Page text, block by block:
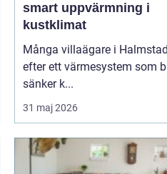
smart uppvärmning i
kustklimat
Många villaägare i
efter ett värmesystem som
sänker k...
31 maj 2026